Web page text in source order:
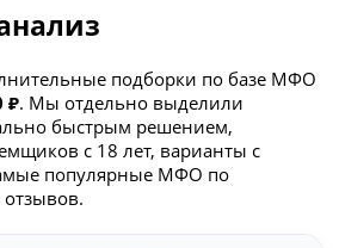
подборки по базе МФО
₽. Мы отдельно выделили
быстрым решением,
с 18 лет, варианты с
популярные МФО по
отзывов.